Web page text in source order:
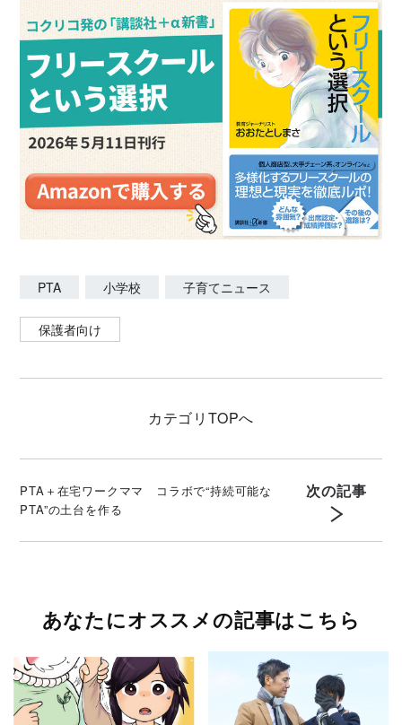
PTA 小学校 子育てニュース
保護者向け
カテゴリ TOPへ
PTA＋在宅ワークママ コラボで“持続可能な
PTA”の土台を作る
次の記事
あなたにオススメの記事はこちら